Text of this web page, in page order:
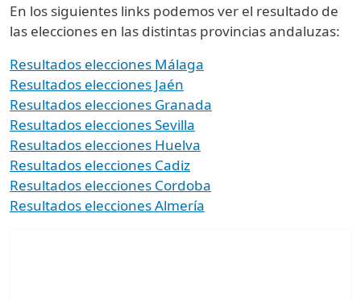
En los siguientes links podemos ver el resultado de
las elecciones en las distintas provincias andaluzas:
Resultados elecciones Málaga
Resultados elecciones Jaén
Resultados elecciones Granada
Resultados elecciones Sevilla
Resultados elecciones Huelva
Resultados elecciones Cadiz
Resultados elecciones Cordoba
Resultados elecciones Almería